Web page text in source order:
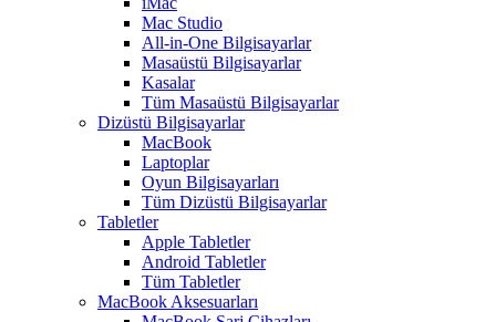
Mac Studio
All-in-One Bilgisayarlar
Masaüstü Bilgisayarlar
Kasalar
Tüm Masaüstü Bilgisayarlar
Dizüstü Bilgisayarlar
MacBook
Laptoplar
Oyun Bilgisayarları
Tüm Dizüstü Bilgisayarlar
Tabletler
Apple Tabletler
Android Tabletler
Tüm Tabletler
MacBook Aksesuarları